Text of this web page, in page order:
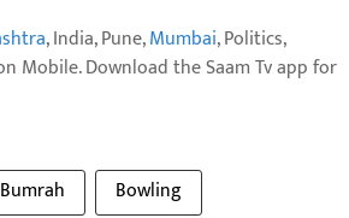
, India, Pune,Mumbai, Politics,
Mobile. Download the Saam Tv app for
Bowling